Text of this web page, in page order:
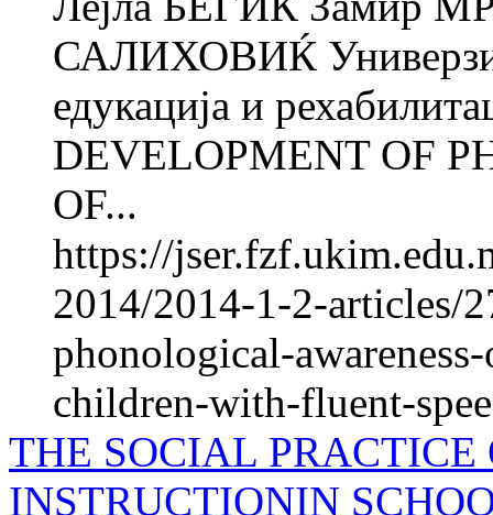
САЛИХОВИЌ
едукација и
DEVELOPMENT OF
OF...
https://
2014/2014-1-2-articles/
phonological-
children-with-fluent-
THE SOCIAL
INSTRUCTIONIN